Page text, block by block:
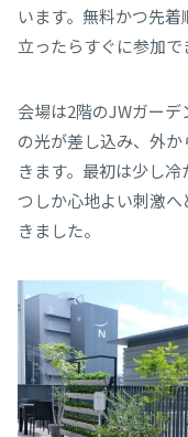
います。無料かつ先
立ったらすぐに参加で
会場は2階のJWガー
の光が差し込み、外
きます。最初は少し
つしか心地よい刺激
きました。